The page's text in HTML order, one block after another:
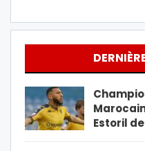
Estoril